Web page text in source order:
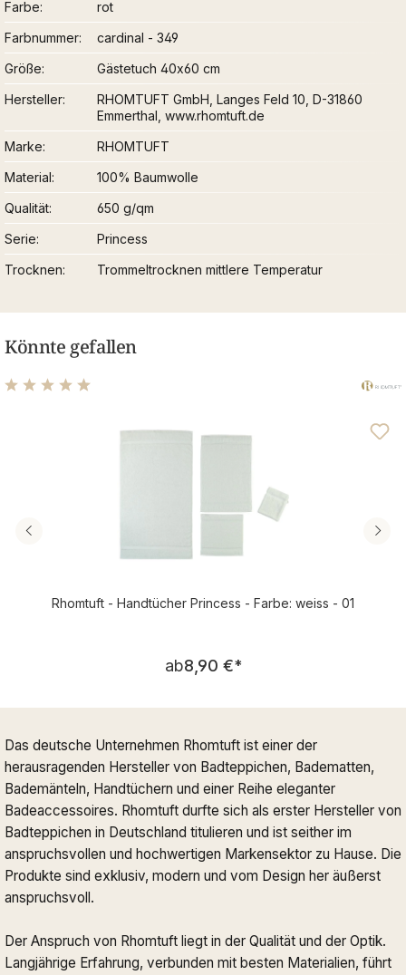
Farbe
rot
Farbnummer
cardinal - 349
Größe
Gästetuch 40x60 cm
Hersteller
RHOMTUFT GmbH, Langes Feld 10, D-31860
Emmerthal, www.rhomtuft.de
Marke
RHOMTUFT
Material
100% Baumwolle
Qualität
650 g/qm
Serie
Princess
Trocknen
Trommeltrocknen mittlere Temperatur
Könnte gefallen
Rhomtuft - Handtücher Princess - Farbe: weiss - 01
Regulärer Preis:
ab8,90 €*
Das deutsche Unternehmen Rhomtuft ist einer der
herausragenden Hersteller von Badteppichen, Badematten,
Bademänteln, Handtüchern und einer Reihe eleganter
Badeaccessoires. Rhomtuft durfte sich als erster Hersteller von
Badteppichen in Deutschland titulieren und ist seither im
anspruchsvollen und hochwertigen Markensektor zu Hause. Die
Produkte sind exklusiv, modern und vom Design her äußerst
anspruchsvoll.
Der Anspruch von Rhomtuft liegt in der Qualität und der Optik.
Langjährige Erfahrung, verbunden mit besten Materialien, führt